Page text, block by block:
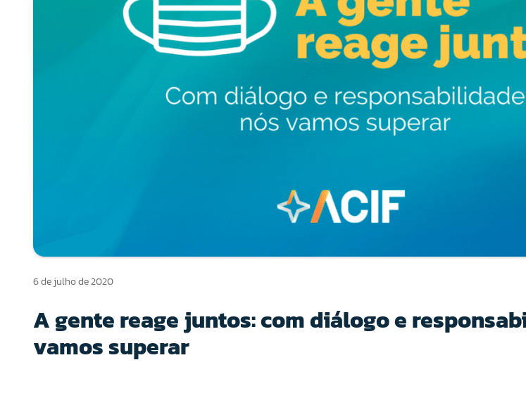
6 de julho de 2020
A gente reage juntos: com diálogo e
vamos superar